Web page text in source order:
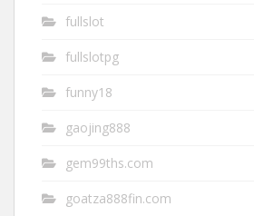
fullslot
fullslotpg
funny18
gaojing888
gem99ths.com
goatza888fin.com